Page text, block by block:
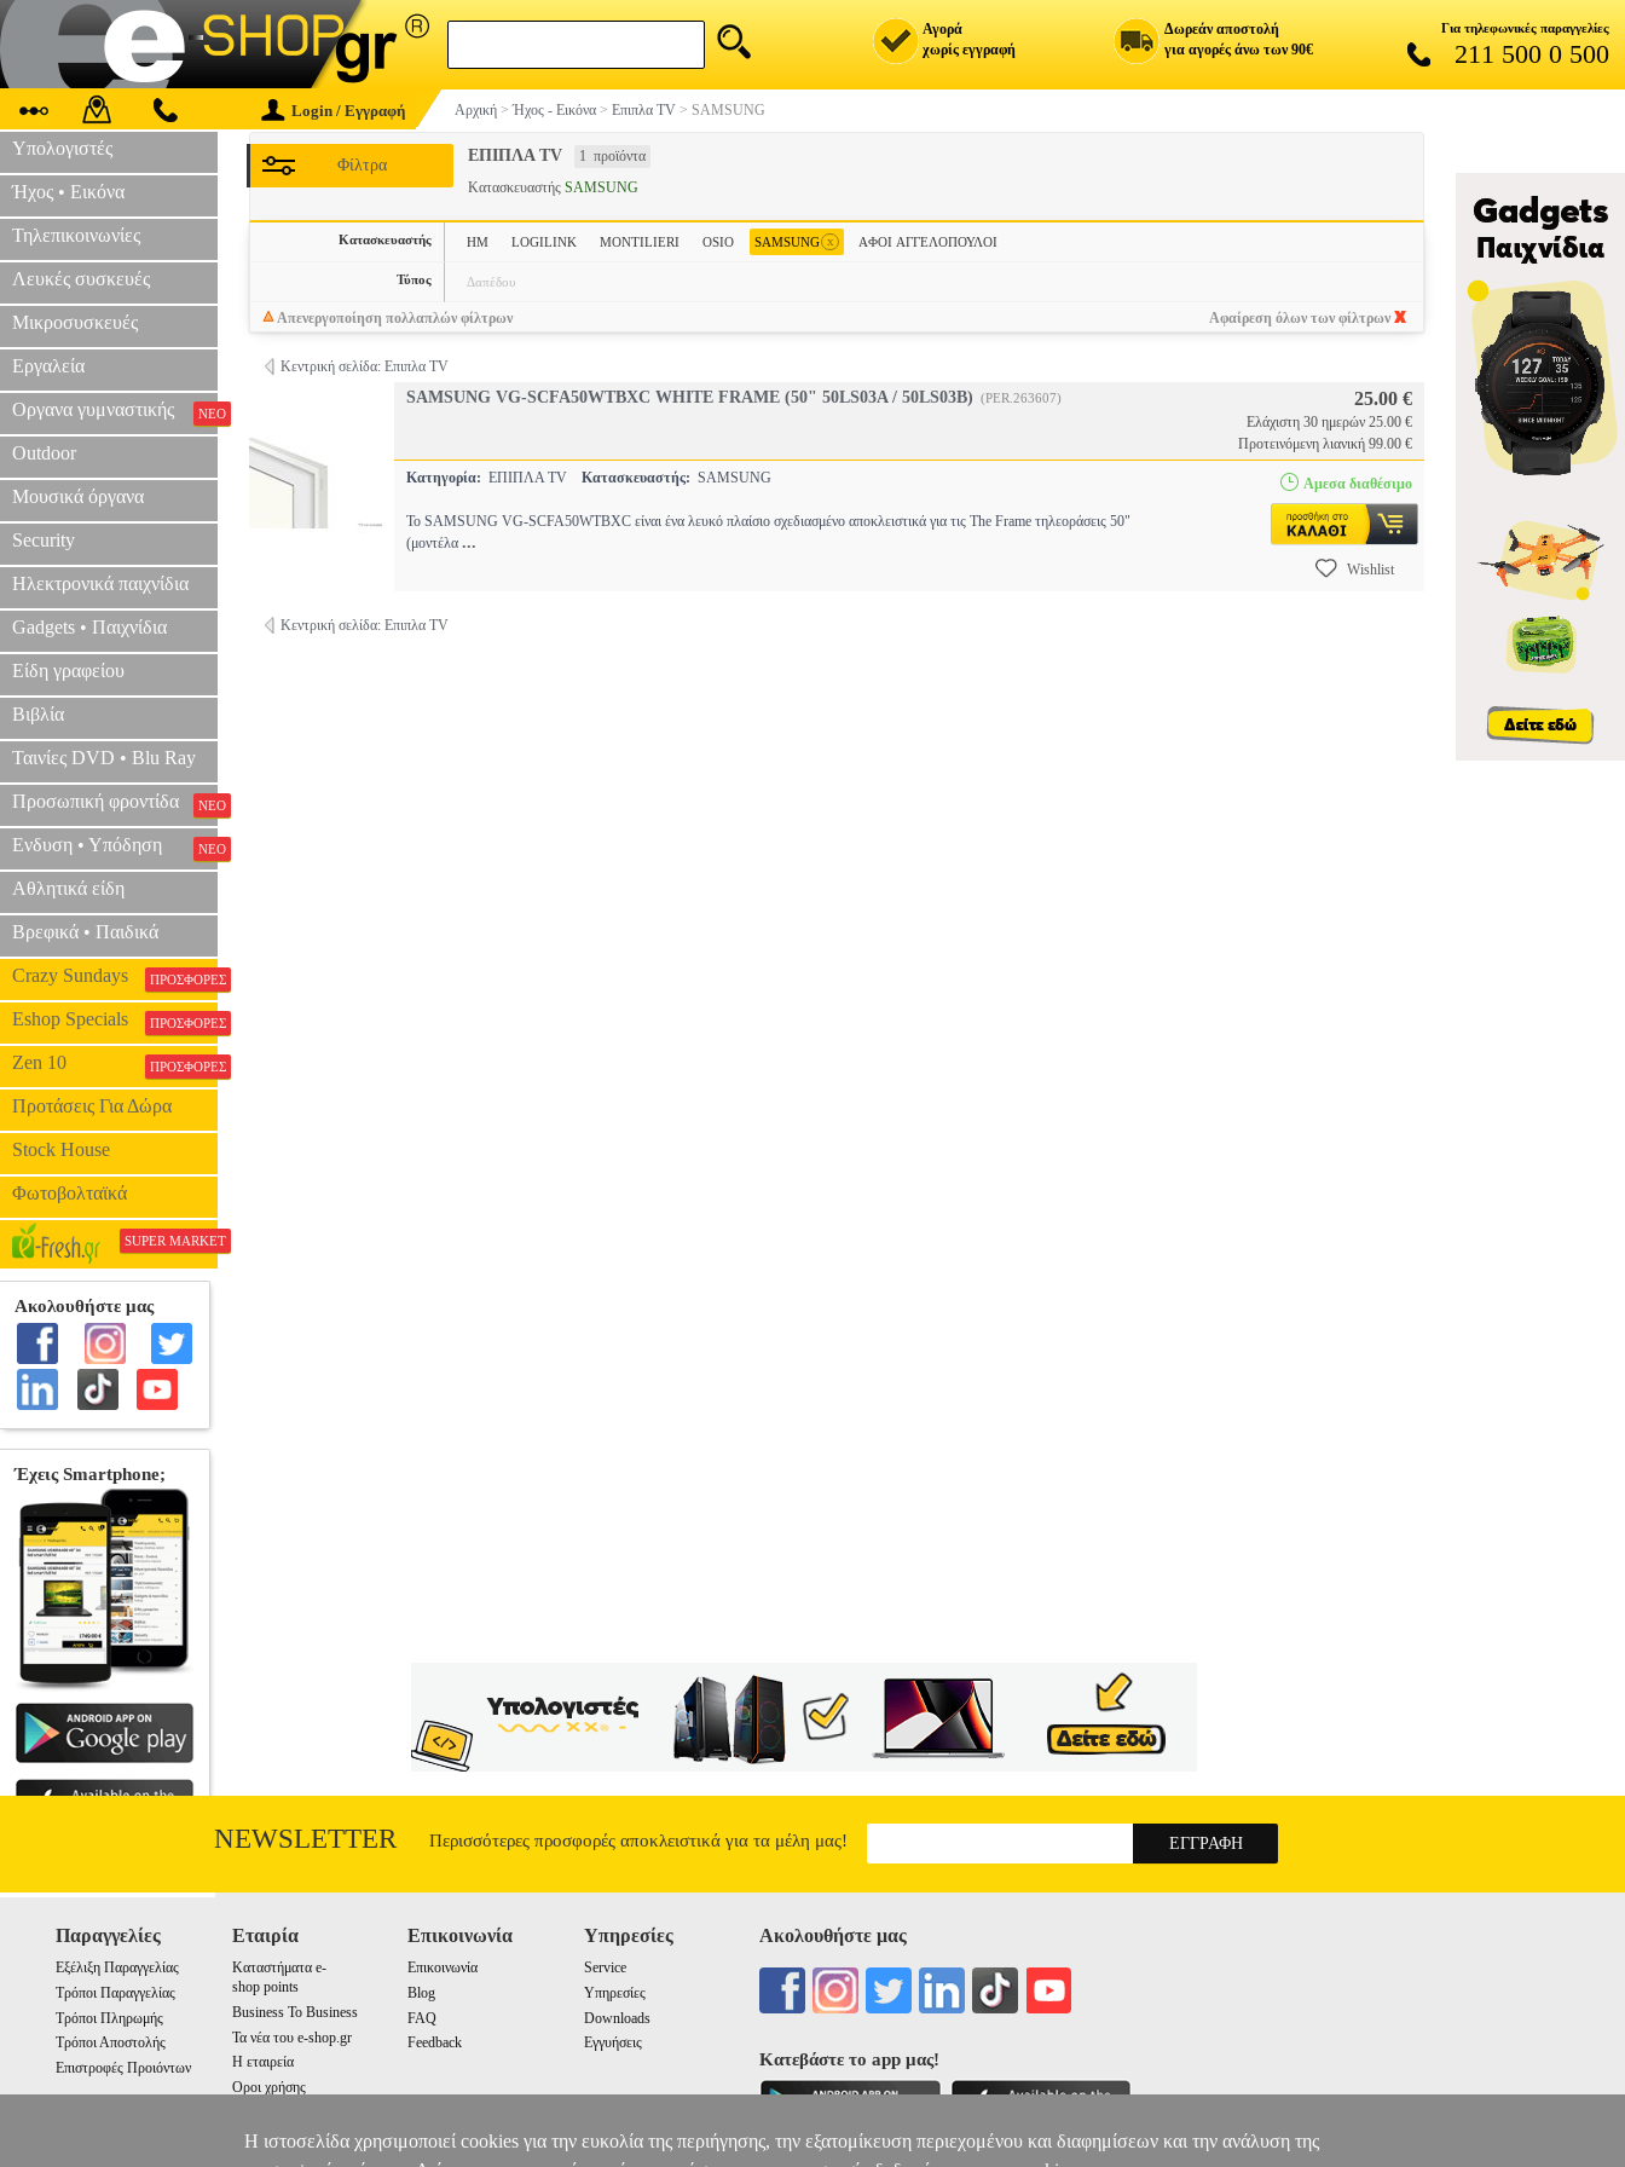
Αγορά
χωρίς εγγραφή
Δωρεάν αποστολή
για αγορές άνω των 90€
Για τηλεφωνικές παραγγελίες
211 500 0 500
Login / Εγγραφή Αρχική >Ήχος - Εικόνα > Επιπλα TV > SAMSUNG
Υπολογιστές
Ήχος • Εικόνα
Τηλεπικοινωνίες
Λευκές συσκευές
Μικροσυσκευές
Εργαλεία
Οργανα γυμναστικής ΝΕΟ
Outdoor
Μουσικά όργανα
Security
Ηλεκτρονικά παιχνίδια
Gadgets • Παιχνίδια
Είδη γραφείου
Βιβλία
Ταινίες DVD • Blu Ray
Προσωπική φροντίδα ΝΕΟ
Ενδυση • Υπόδηση ΝΕΟ
Αθλητικά είδη
Βρεφικά • Παιδικά
Crazy Sundays ΠΡΟΣΦΟΡΕΣ
Eshop Specials ΠΡΟΣΦΟΡΕΣ
Zen 10 ΠΡΟΣΦΟΡΕΣ
Προτάσεις Για Δώρα
Stock House
Φωτοβολταϊκά
SUPER MARKET
ΕΠΙΠΛΑ TV 1 προϊόντα
Φίλτρα
Κατασκευαστής SAMSUNG
Κατασκευαστής HM LOGILINK MONTILIERI OSIO SAMSUNG x ΑΦΟΙ ΑΓΓΕΛΟΠΟΥΛΟΙ
Τύπος Δαπέδου
Απενεργοποίηση πολλαπλών φίλτρων Αφαίρεση όλων των φίλτρων
Κεντρική σελίδα: Επιπλα TV
SAMSUNG VG-SCFA50WTBXC WHITE FRAME (50" 50LS03A / 50LS03B) (PER.263607) 25.00 €
Ελάχιστη 30 ημερών 25.00 €
Προτεινόμενη λιανική 99.00 €
Κατηγορία: ΕΠΙΠΛΑ TV Κατασκευαστής: SAMSUNG
Το SAMSUNG VG-SCFA50WTBXC είναι ένα λευκό πλαίσιο σχεδιασμένο αποκλειστικά για τις The Frame τηλεοράσεις 50"
(μοντέλα ...
Αμεσα διαθέσιμο
Wishlist
Κεντρική σελίδα: Επιπλα TV
NEWSLETTER Περισσότερες προσφορές αποκλειστικά για τα μέλη μας!
Παραγγελίες
Εξέλιξη Παραγγελίας
Τρόποι Παραγγελίας
Τρόποι Πληρωμής
Τρόποι Αποστολής
Επιστροφές Προιόντων
Εταιρία
Καταστήματα e-
shop points
Business To Business
Τα νέα του e-shop.gr
Η εταιρεία
Οροι χρήσης
Επικοινωνία
Επικοινωνία
Blog
FAQ
Feedback
Υπηρεσίες
Service
Υπηρεσίες
Downloads
Εγγυήσεις
Ακολουθήστε μας
Κατεβάστε το app μας!
Η ιστοσελίδα χρησιμοποιεί cookies για την ευκολία της περιήγησης, την εξατομίκευση περιεχομένου και διαφημίσεων και την ανάλυση της